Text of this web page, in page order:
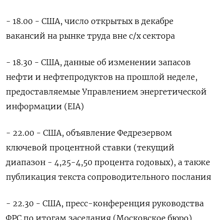
- 18.00 - США, число открытых в декабре
вакансий на рынке труда вне с/х сектора
- 18.30 - США, данные об изменении запасов
нефти и нефтепродуктов на прошлой неделе,
предоставляемые Управлением энергетической
информации (EIA)
- 22.00 - США, объявление Федрезервом
ключевой процентной ставки (текущий
диапазон - 4,25-4,50 процента годовых), а также
публикация текста сопроводительного послания
- 22.30 - США, пресс-конференция руководства
ФРС по итогам заседания (Московское бюро)